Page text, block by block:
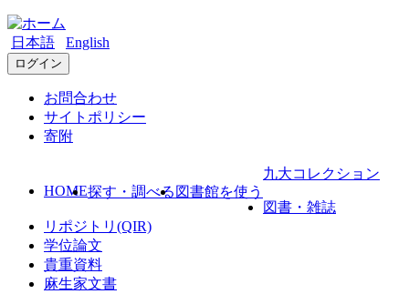
日本語 English
ログイン
お問合わせ
サイトポリシー
寄附
HOME探す・調べる 図書館を使う
九大コレクション
図書・雑誌
リポジトリ(QIR)
学位論文
貴重資料
麻生家文書